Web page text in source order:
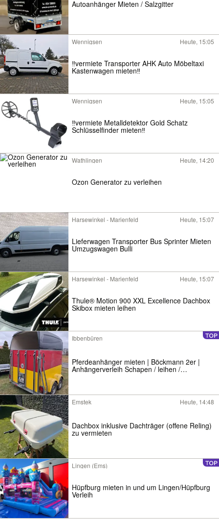
Autoanhänger Mieten / Salzgitter
Wennigsen Heute, 15:05
‼️vermiete Transporter AHK Auto Möbeltaxi
Kastenwagen mieten‼️
Wennigsen Heute, 15:05
‼️vermiete Metalldetektor Gold Schatz
Schlüsselfinder mieten‼️
Wathlingen Heute, 14:20
Ozon Generator zu verleihen
Harsewinkel - Marienfeld Heute, 15:07
Lieferwagen Transporter Bus Sprinter Mieten
Umzugswagen Bulli
Harsewinkel - Marienfeld Heute, 15:07
Thule® Motion 900 XXL Excellence Dachbox
Skibox mieten leihen
Ibbenbüren
Pferdeanhänger mieten | Böckmann 2er |
Anhängerverleih Schapen / leihen /
Vermietung / Verleih
Emstek Heute, 14:48
Dachbox inklusive Dachträger (offene Reling)
zu vermieten
Lingen (Ems)
Hüpfburg mieten in und um Lingen/Hüpfburg
Verleih